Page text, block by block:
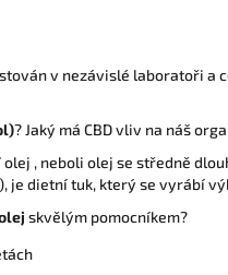
v nezávislé laboratoři a
? Jaký má CBD vliv na náš
olej , neboli olej se středně
je dietní tuk, který se vyrábí
skvělým pomocníkem?